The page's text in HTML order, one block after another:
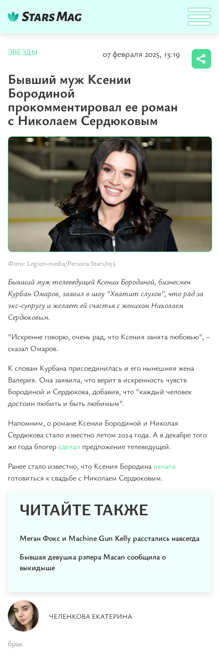
ЗВЕЗДЫ 07 февраля 2025, 13:19
Бывший муж Ксении
Бородиной
прокомментировал ее роман
с Николаем Сердюковым
Фото: Legion-media/Persona Stars/053
Бывший муж телеведущей Ксении Бородиной, бизнесмен
Курбан Омаров, заявил в шоу "Хватит слухов", что рад за
экс-супругу и желает ей счастья с женихом Николаем
Сердюковым.
"Искренне говорю, очень рад, что Ксения занята любовью", –
сказал Омаров.
К словам Курбана присоединилась и его нынешняя жена
Валерия. Она заявила, что верит в искренность чувств
Бородиной и Сердюкова, добавив, что "каждый человек
достоин любить и быть любимым".
Напомним, о романе Ксении Бородиной и Николая
Сердюкова стало известно летом 2024 года. А в декабре того
же года блогерсделал предложение телеведущей.
Ранее стало известно, что Ксения Бородина начала
готовиться к свадьбе с Николаем Сердюковым.
ЧИТАЙТЕ ТАКЖЕ
Меган Фокс и Machine Gun Kelly расстались навсегда
Бывшая девушка рэпера Macan сообщила о
выкидыше
ЧЕЛЕНКОВА ЕКАТЕРИНА
брак